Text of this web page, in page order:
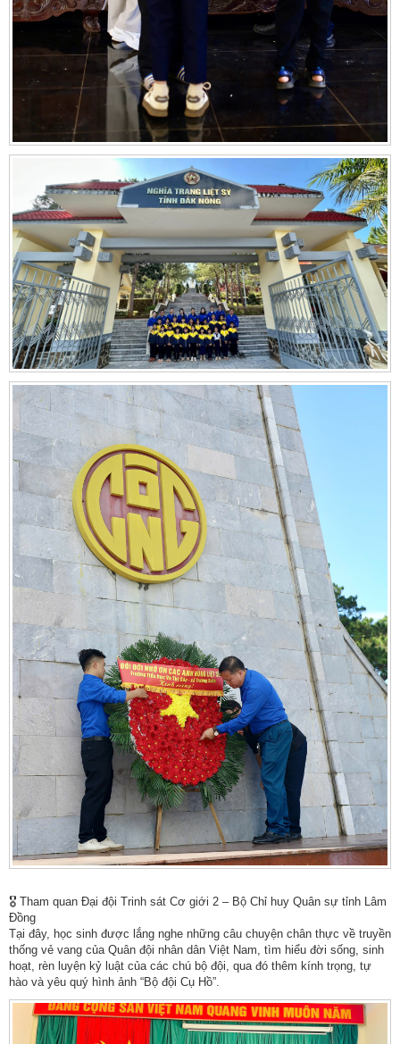
🎖 Tham quan Đại đội Trinh sát Cơ giới 2 – Bộ Chỉ huy Quân sự tỉnh Lâm
Đồng
Tại đây, học sinh được lắng nghe những câu chuyện chân thực về truyền
thống vẻ vang của Quân đội nhân dân Việt Nam, tìm hiểu đời sống, sinh
hoạt, rèn luyện kỷ luật của các chú bộ đội, qua đó thêm kính trọng, tự
hào và yêu quý hình ảnh “Bộ đội Cụ Hồ”.